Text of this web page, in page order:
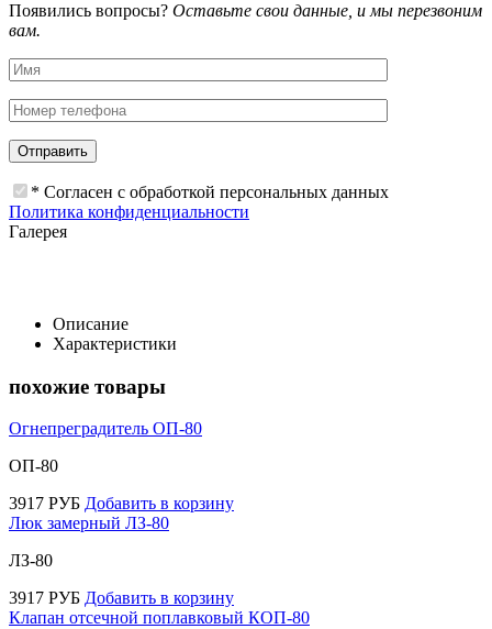
Появились вопросы? Оставьте свои данные, и мы перезвоним
вам.
* Согласен с обработкой персональных данных
Политика конфиденциальности
Галерея
Описание
Характеристики
похожие товары
Огнепреградитель ОП-80
ОП-80
3917 РУБ Добавить в корзину
Люк замерный ЛЗ-80
ЛЗ-80
3917 РУБ Добавить в корзину
Клапан отсечной поплавковый КОП-80